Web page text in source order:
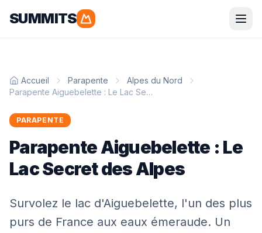
SUMMITS
Alpes
Randonnée
Grandes Randonnées
Accueil Parapente
Alpes du Nord
Parapente Aiguebelette : Le Lac Secret des Alpes
PARAPENTE
Parapente Aiguebelette : Le
Lac Secret des Alpes
Survolez le lac d'Aiguebelette, l'un des plus
purs de France aux eaux émeraude. Un